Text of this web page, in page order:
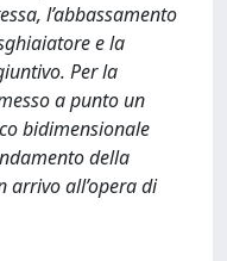
l’abbassamento
e la
Per la
a punto un
bidimensionale
della
arrivo all’opera di